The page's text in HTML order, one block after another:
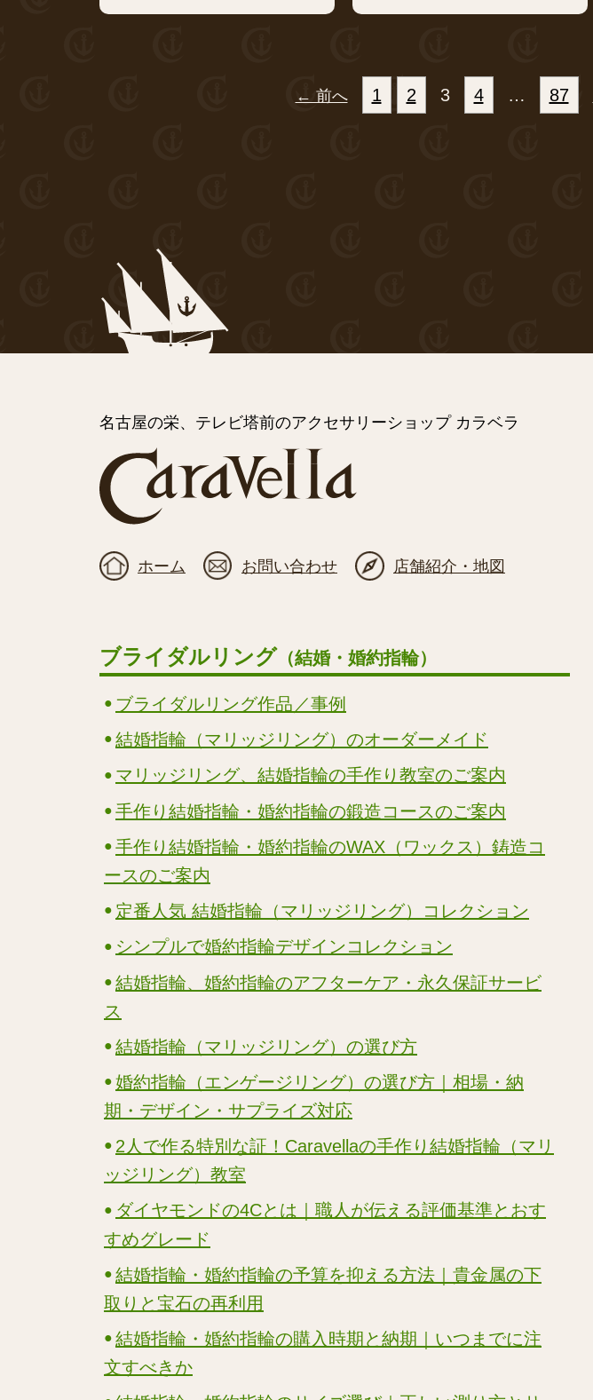
← 前へ 1 2 3 4 … 87
名古屋の栄、テレビ塔前のアクセサリーショップ カラベラ
ホーム お問い合わせ 店舗紹介・地図
ブライダルリング （結婚・婚約指輪）
ブライダルリング作品／事例
結婚指輪（マリッジリング）のオーダーメイド
マリッジリング、結婚指輪の手作り教室のご案内
手作り結婚指輪・婚約指輪の鍛造コースのご案内
手作り結婚指輪・婚約指輪のWAX（ワックス）鋳造コ
ースのご案内
定番人気 結婚指輪（マリッジリング）コレクション
シンプルで婚約指輪デザインコレクション
結婚指輪、婚約指輪のアフターケア・永久保証サービ
ス
結婚指輪（マリッジリング）の選び方
婚約指輪（エンゲージリング）の選び方｜相場・納
期・デザイン・サプライズ対応
2人で作る特別な証！Caravellaの手作り結婚指輪（マリ
ッジリング）教室
ダイヤモンドの4Cとは｜職人が伝える評価基準とおす
すめグレード
結婚指輪・婚約指輪の予算を抑える方法｜貴金属の下
取りと宝石の再利用
結婚指輪・婚約指輪の購入時期と納期｜いつまでに注
文すべきか